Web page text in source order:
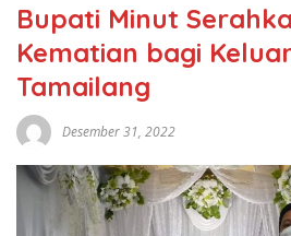
Bupati Minut
Kematian bagi
Tamailang
Desember 31, 2022